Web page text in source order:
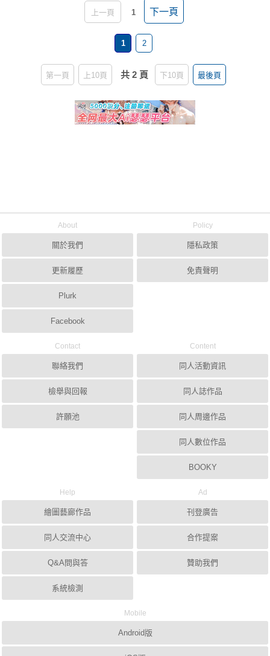
上一頁 1 下一頁
1 2
第一頁 上10頁 共 2 頁 下10頁 最後頁
About
關於我們
更新履歷
Plurk
Facebook
Policy
隱私政策
免責聲明
Contact
聯絡我們
檢舉與回報
許願池
Content
同人活動資訊
同人誌作品
同人周邊作品
同人數位作品
BOOKY
Help
繪圖藝廊作品
同人交流中心
Q&A問與答
系統檢測
Ad
刊登廣告
合作提案
贊助我們
Mobile
Android版